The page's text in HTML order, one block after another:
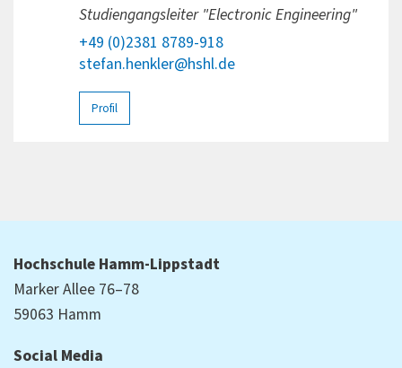
Studiengangsleiter "Electronic Engineering"
+49 (0)2381 8789-918
stefan.henkler@hshl.de
Profil
Hochschule Hamm-Lippstadt
Marker Allee 76–78
59063 Hamm
Social Media